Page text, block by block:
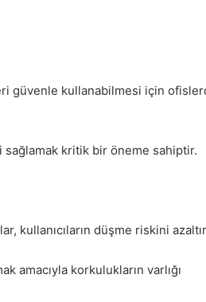
güvenle kullanabilmesi için
kritik bir öneme sahiptir.
kullanıcıların düşme riskini
amacıyla korkulukların varlığı